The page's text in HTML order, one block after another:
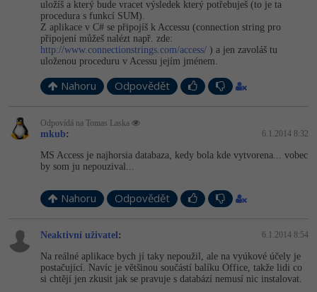
Kurzy e-commerce
Testování softwaru
Datová analýza
Marketing
-30%
Business
Kurzy designu
HTML/CSS -80%
Photoshop
Adobe Illustrator
Adobe InDesign
Adobe After Effects
Příběhy absolventů
Blog
Pro firmy
uložíš a který bude vracet výsledek který potřebuješ (to je ta
procedura s funkcí SUM).
Z aplikace v C# se připojíš k Accessu (connection string pro
připojení můžeš nalézt např. zde:
http://www.connectionstrings.com/access/ ) a jen zavoláš tu
uloženou proceduru v Acessu jejím jménem.
Nahoru Odpovědět
Odpovídá na Tomas Laska
mkub: 6.1.2014 8:32
MS Access je najhorsia databaza, kedy bola kde vytvorena... vobec
by som ju nepouzival...
Nahoru Odpovědět
Neaktivní uživatel: 6.1.2014 8:54
Na reálné aplikace bych jí taky nepoužil, ale na vyúkové účely je
postačující. Navíc je většinou součástí balíku Office, takže lidi co
si chtějí jen zkusit jak se pravuje s databází nemusí nic instalovat.